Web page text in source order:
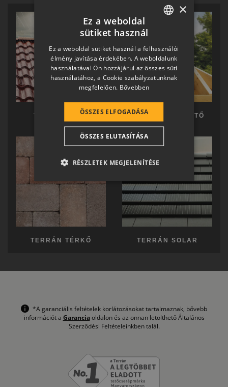
TERRÁN TETŐ TERRÁN KÉSZTETŐ
TERRÁN TÉRKŐ TERRÁN SOLAR
*A garanciális feltételek korlátozásokat tartalmaznak, bővebb
információt a Garanciaoldalon és az onnan letölthető Általános
Szerződési Feltételeinkben talál.
HUNGARIAN
SLOVAK
GERMAN
ROMANIAN
CROATIAN
SR
RO-HU
ITALIAN
×
Ez a weboldal
sütiket használ
Ez a weboldal sütiket használ a felhasználói
élmény javítása érdekében. A weboldalunk
használatával Ön hozzájárul az összes süti
használatához, a Cookie szabályzatunknak
megfelelően. Bővebben
ÖSSZES ELFOGADÁSA
ÖSSZES ELUTASÍTÁSA
RÉSZLETEK MEGJELENÍTÉSE